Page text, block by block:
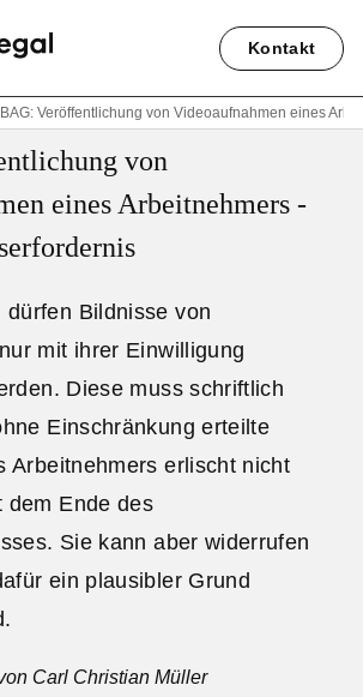
Kontakt
BAG: Veröffentlichung von Videoaufnahmen eines
von
eines Arbeitnehmers -
dürfen Bildnisse von
mit ihrer Einwilligung
Diese muss schriftlich
Einschränkung erteilte
Arbeitnehmers erlischt nicht
dem Ende des
Sie kann aber widerrufen
ein plausibler Grund
Carl Christian Müller